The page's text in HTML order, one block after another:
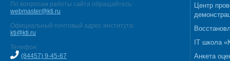
По вопросам работы сайта обращайтесь:
webmaster@kti.ru
Официальный почтовый адрес института:
kti@kti.ru
Телефон:
(84457) 9-45-67
Центр
IT школа
Анкета